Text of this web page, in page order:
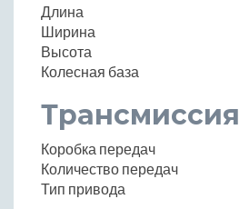
Длина
Ширина
Высота
Колесная база
Трансмиссия
Коробка передач
Количество передач
Тип привода